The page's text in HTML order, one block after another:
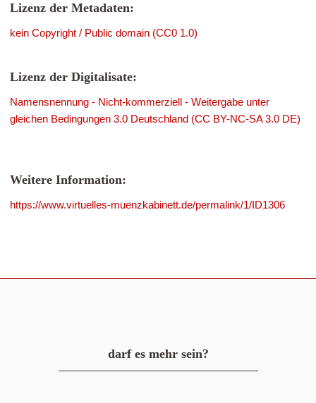
Lizenz der Metadaten:
kein Copyright / Public domain (CC0 1.0)
Lizenz der Digitalisate:
Namensnennung - Nicht-kommerziell - Weitergabe unter
gleichen Bedingungen 3.0 Deutschland (CC BY-NC-SA 3.0 DE)
Weitere Information:
https://www.virtuelles-muenzkabinett.de/permalink/1/ID1306
darf es mehr sein?